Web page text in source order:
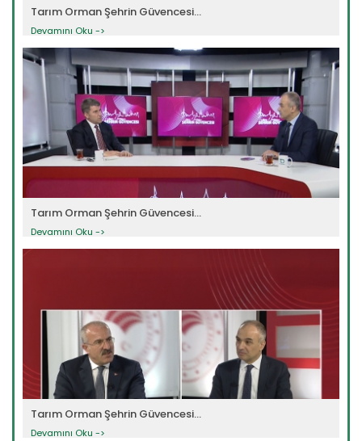
Tarım Orman Şehrin Güvencesi...
Devamını Oku ->
Tarım Orman Şehrin Güvencesi...
Devamını Oku ->
Tarım Orman Şehrin Güvencesi...
Devamını Oku ->